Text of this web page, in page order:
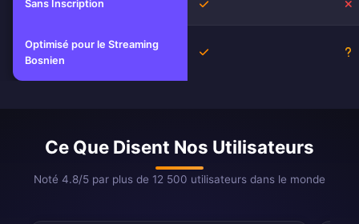
Sans Inscription Oui
Optimisé pour le Streaming
Bosnien
Oui
Ce Que Disent Nos Utilisateurs
Noté 4.8/5 par plus de 12 500 utilisateurs dans le monde